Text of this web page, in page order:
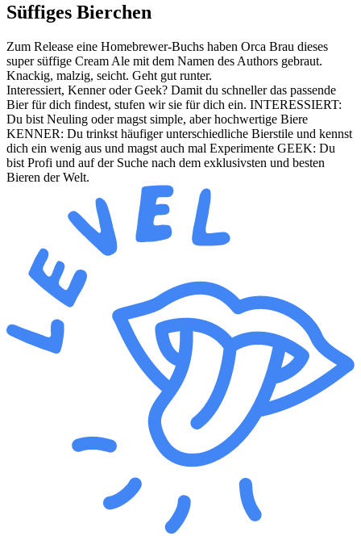
Süffiges Bierchen
Zum Release eine Homebrewer-Buchs haben Orca Brau dieses
super süffige Cream Ale mit dem Namen des Authors gebraut.
Knackig, malzig, seicht. Geht gut runter.
Interessiert, Kenner oder Geek? Damit du schneller das passende
Bier für dich findest, stufen wir sie für dich ein. INTERESSIERT:
Du bist Neuling oder magst simple, aber hochwertige Biere
KENNER: Du trinkst häufiger unterschiedliche Bierstile und kennst
dich ein wenig aus und magst auch mal Experimente GEEK: Du
bist Profi und auf der Suche nach dem exklusivsten und besten
Bieren der Welt.